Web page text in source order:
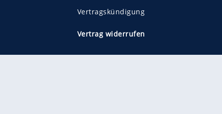
Vertragskündigung
Vertrag widerrufen